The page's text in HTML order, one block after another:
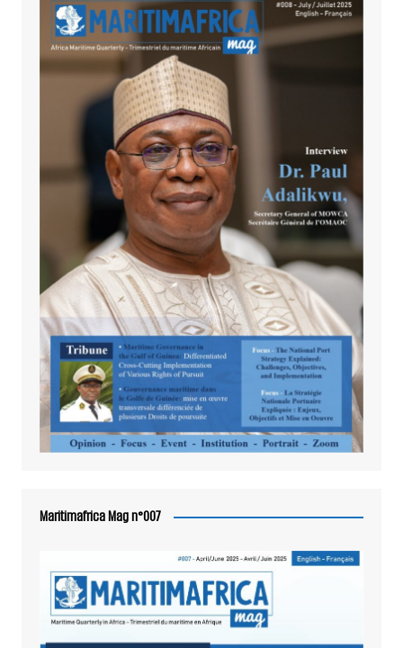
Maritimafrica Mag n°007